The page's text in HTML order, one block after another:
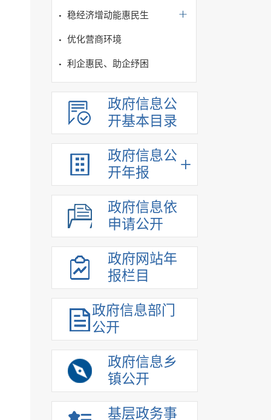
稳经济增动能惠民生
优化营商环境
利企惠民、助企纾困
政府信息公
开基本目录
政府信息公
开年报
政府信息依
申请公开
政府网站年
报栏目
政府信息部门
公开
政府信息乡
镇公开
基层政务事